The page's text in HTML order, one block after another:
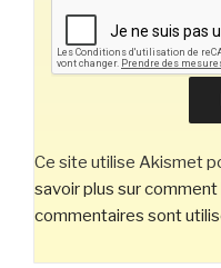
Ce site utilise Akismet
savoir plus sur
commentaires sont